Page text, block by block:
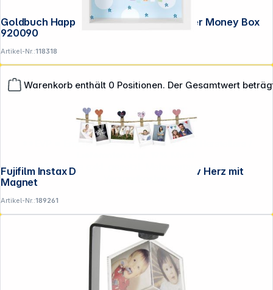
Warenkorb enthält 0 Positionen. Der Gesamtwert
Goldbuch Happy Birthday Wunscherfüller Money Box
920090
Artikel-Nr.:118318
Fujifilm Instax Design Clips 10er Set Motiv Herz mit
Magnet
Artikel-Nr.:189261
**EVP = Empfohlener Verkaufspreis des Herstellers /
Alle Preise exkl. gesetzl. Mehrwertsteuer zzgl.